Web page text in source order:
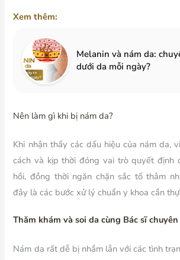
Xem thêm:
Melanin và nám da:
dưới da mỗi ngày?
Nên làm gì khi bị nám da?
Khi nhận thấy các dấu hiệu của nám da,
cách và kịp thời đóng vai trò quyết định
hồi, đồng thời ngăn chặn sắc tố thâm
đây là các bước xử lý chuẩn y khoa cần
Thăm khám và soi da cùng Bác sĩ
Nám da rất dễ bị nhầm lẫn với các tình